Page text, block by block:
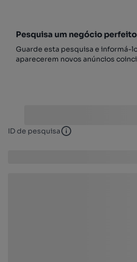
Pesquisa um negócio
Guarde esta pesquisa e informá-
aparecerem novos anúncios
ID de pesquisa ID de pesquisa